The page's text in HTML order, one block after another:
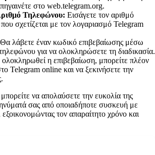
στο web.telegram.org.
Τηλεφώνου: Εισάγετε τον αριθμό
σχετίζεται με τον λογαριασμό Telegram
Θα λάβετε έναν κωδικό επιβεβαίωσης μέσω
για να ολοκληρώσετε τη διαδικασία.
η επιβεβαίωση, μπορείτε πλέον
Telegram online και να ξεκινήσετε την
να απολαύσετε την ευκολία της
σας από οποιαδήποτε συσκευή με
τον απαραίτητο χρόνο και